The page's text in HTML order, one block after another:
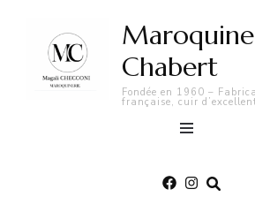
Chabert
Fondée en 1960 –
française, cuir